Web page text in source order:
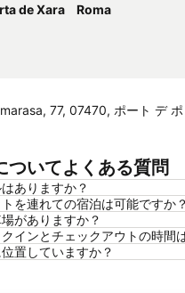
de Xara
Roma
77, 07470, ポート デ
いてよくある質問
ありますか？
を連れての宿泊は可能ですか？
がありますか？
インとチェックアウトの時間
置していますか？